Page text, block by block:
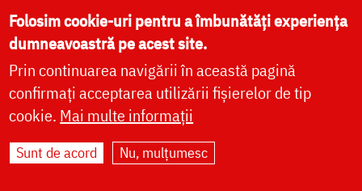
DONEAZĂ ONLINE PENTRU CATEDRALA NAȚIONALĂ
LIVE
Site dezvoltat deDOXOLOGIA MEDIA
Arhiepiscopia Iașilor | ©
Folosim cookie-uri pentru a îmbunătăți experiența
dumneavoastră pe acest site.
Prin continuarea navigării în această pagină
confirmați acceptarea utilizării fișierelor de tip
cookie. Mai multe informații
Sunt de acord Nu, mulțumesc